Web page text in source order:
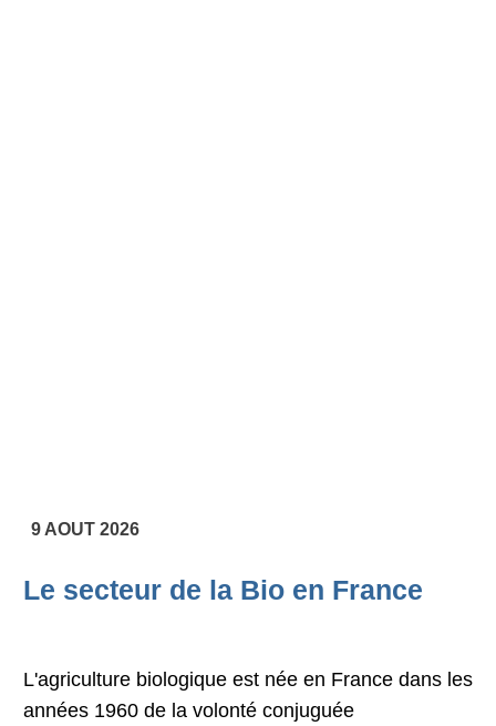
9 AOUT 2026
Le secteur de la Bio en France
L'agriculture biologique est née en France dans les
années 1960 de la volonté conjuguée